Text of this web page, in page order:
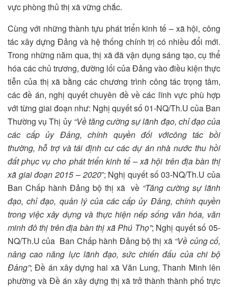
vực phòng thủ thị xã vững chắc.
Cùng với những thành tựu phát triển kinh tế – xã hội, công
tác xây dựng Đảng và hệ thống chính trị có nhiều đổi mới.
Trong những năm qua, thị xã đã vận dụng sáng tạo, cụ thể
hóa các chủ trương, đường lối của Đảng vào điều kiện thực
tiễn của thị xã bằng các chương trình công tác trọng tâm,
các đề án, nghị quyết chuyên đề về các lĩnh vực phù hợp
với từng giai đoạn như: Nghị quyết số 01-NQ/Th.U của Ban
Thường vụ Thị ủy “Vềtăng cườngsựlãnh đạo, chỉ đạo của
các cấp ủy Đảng, chính quyền đối vớicông tác bồi
thường, hỗtrợ và tái định cư các dự án nhà nước thu hồi
đất phục vụ cho phát triển kinh tế – xã hội trên địa bàn thị
xã giai đoạn 2015 – 2020”; Nghị quyết số 03-NQ/Th.U của
Ban Chấp hành Đảng bộ thị xã về “Tăng cường sự lãnh
đạo, chỉ đạo, quản lý của các cấp ủy Đảng, chính quyền
trong việc xây dựng và thực hiện nếp sống văn hóa, văn
minh đô thị trên địa bàn thị xã Phú Thọ”; Nghị quyết số 05-
NQ/Th.U của Ban Chấp hành Đảng bộ thị xã “Về củng cố,
nâng cao năng lực lãnh đạo, sức chiến đấu của chi bộ
Đảng”; Đề án xây dựng hai xã Văn Lung, Thanh Minh lên
phường và Đề án xây dựng thị xã trở thành thành phố trực